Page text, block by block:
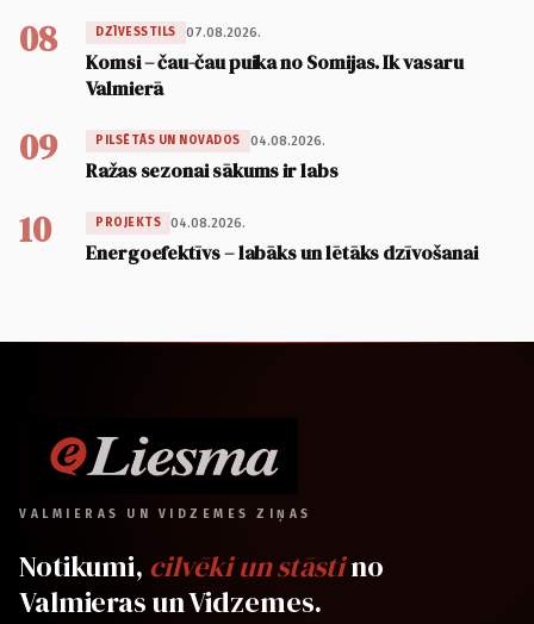
08 DZĪVESSTILS 07.08.2026.
Komsi – čau-čau puika no Somijas. Ik vasaru
Valmierā
09 PILSĒTĀS UN NOVADOS 04.08.2026.
Ražas sezonai sākums ir labs
10 PROJEKTS 04.08.2026.
Energoefektīvs – labāks un lētāks dzīvošanai
VALMIERAS UN VIDZEMES ZIŅAS
Notikumi, cilvēki un stāstino
Valmieras un Vidzemes.